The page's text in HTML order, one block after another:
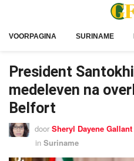
VOORPAGINA SURINAME
President
medeleven na
Belfort
door Sheryl Dayene Gallant
in Suriname